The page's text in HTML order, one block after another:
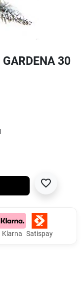
30
favorite_border
Klarna Satispay